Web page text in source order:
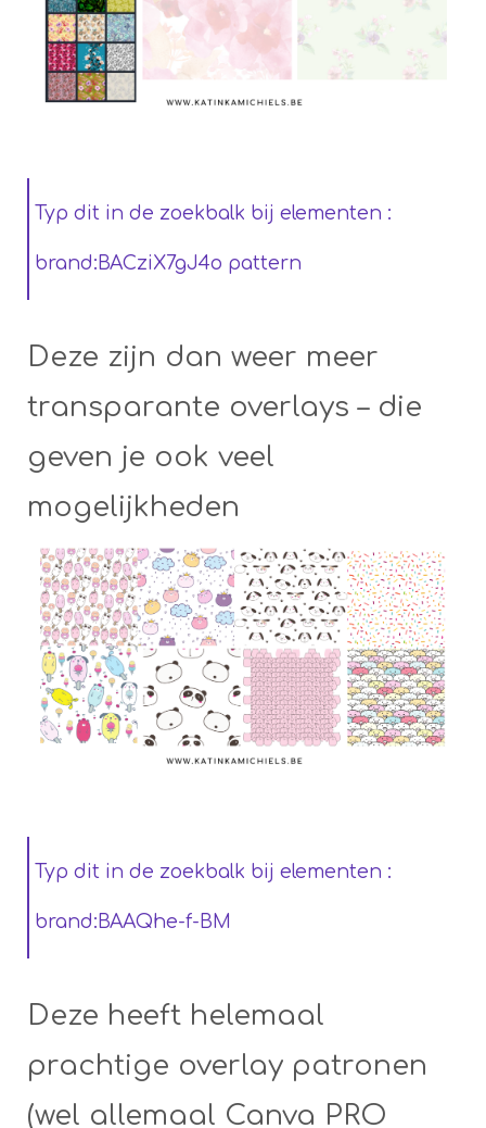
Typ dit in de zoekbalk bij elementen :
brand:BACziX7gJ4o pattern
Deze zijn dan weer meer
transparante overlays – die
geven je ook veel
mogelijkheden
Typ dit in de zoekbalk bij elementen :
brand:BAAQhe-f-BM
Deze heeft helemaal
prachtige overlay patronen
(wel allemaal Canva PRO